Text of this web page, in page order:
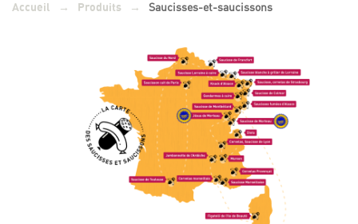
Accueil → Produits → Saucisses-et-saucissons